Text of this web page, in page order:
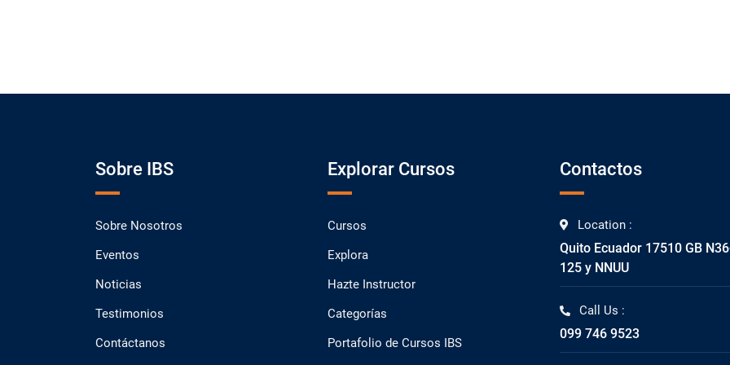
Sobre IBS
Sobre Nosotros
Eventos
Noticias
Testimonios
Contáctanos
Explorar Cursos
Cursos
Explora
Hazte Instructor
Categorías
Portafolio de Cursos IBS
Contactos
Location :
Quito Ecuador 17510 GB
125 y NNUU
Call Us :
099 746 9523